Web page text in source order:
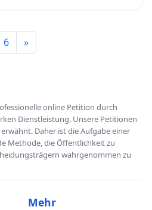
6 »
online Petition durch
Dienstleistung. Unsere Petitionen
Daher ist die Aufgabe einer
Methode, die Öffentlichkeit zu
wahrgenommen zu
Mehr